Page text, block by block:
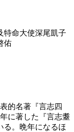
特命大使深尾凱子
佑
的名著『言志四
に著した『言志耋
る。晩年になるほ